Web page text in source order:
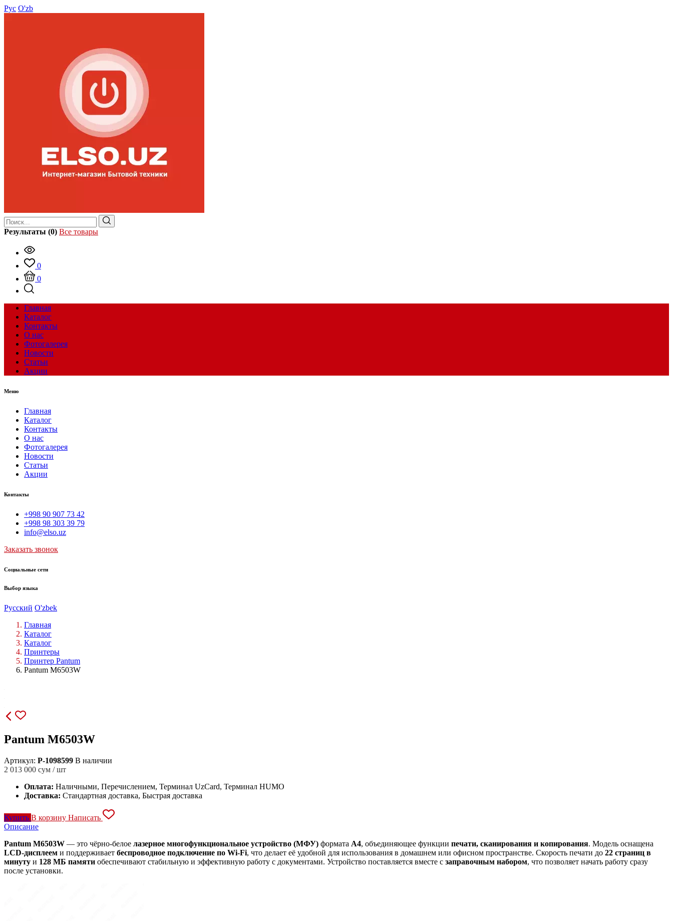
Рус O'zb
Результаты (0) Все товары
0
0
Главная
Каталог
Контакты
О нас
Фотогалерея
Новости
Статьи
Акции
Меню
Главная
Каталог
Контакты
О нас
Фотогалерея
Новости
Статьи
Акции
Контакты
+998 90 907 73 42
+998 98 303 39 79
info@elso.uz
Заказать звонок
Социальные сети
Выбор языка
Русский O'zbek
Главная
Каталог
Каталог
Принтеры
Принтер Pantum
Pantum M6503W
Pantum M6503W
Артикул: P-1098599 В наличии
2 013 000 сум / шт
Оплата: Наличными, Перечислением, Терминал UzCard, Терминал HUMO
Доставка: Стандартная доставка, Быстрая доставка
Купить В корзину Написать
Описание
Pantum M6503W — это чёрно-белое лазерное многофункциональное устройство (МФУ) формата A4, объединяющее функции печати, сканирования и копирования. Модель оснащена
LCD-дисплеем и поддерживает беспроводное подключение по Wi-Fi, что делает её удобной для использования в домашнем или офисном пространстве. Скорость печати до 22 страниц в
минуту и 128 МБ памяти обеспечивают стабильную и эффективную работу с документами. Устройство поставляется вместе с заправочным набором, что позволяет начать работу сразу
после установки.